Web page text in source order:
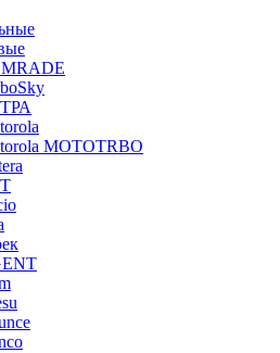
MOTOTRBO